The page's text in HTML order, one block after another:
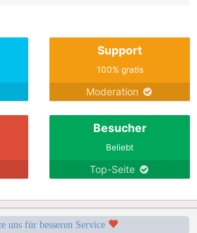
Support
100% gratis
Moderation
Besucher
Beliebt
Top-Seite
uns für besseren Service